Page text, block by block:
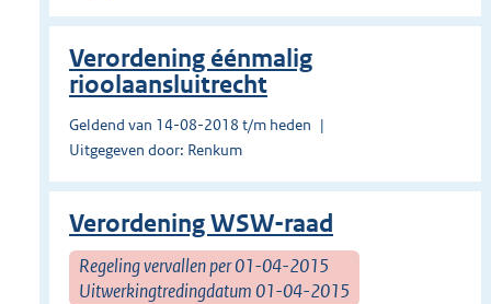
Verordening éénmalig
rioolaansluitrecht
Geldend van 14-08-2018 t/m heden
Uitgegeven door: Renkum
Verordening WSW-raad
Regeling vervallen per 01-04-2015
Uitwerkingtredingdatum 01-04-2015